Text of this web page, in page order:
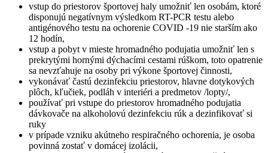
vstup do priestorov športovej haly umožniť len osobám, ktoré
disponujú negatívnym výsledkom RT-PCR testu alebo
antigénového testu na ochorenie COVID -19 nie starším ako
12 hodín,
vstup a pobyt v mieste hromadného podujatia umožniť len s
prekrytými hornými dýchacími cestami rúškom, toto opatrenie
sa nevzťahuje na osoby pri výkone športovej činnosti,
vykonávať častú dezinfekciu priestorov, hlavne dotykových
plôch, kľučiek, podláh v interiéri a predmetov /lopty/,
používať pri vstupe do priestorov hromadného podujatia
dávkovače na alkoholovú dezinfekciu rúk a dezinfikovať si
ruky
v prípade vzniku akútneho respiračného ochorenia, je osoba
povinná zostať v domácej izolácii,